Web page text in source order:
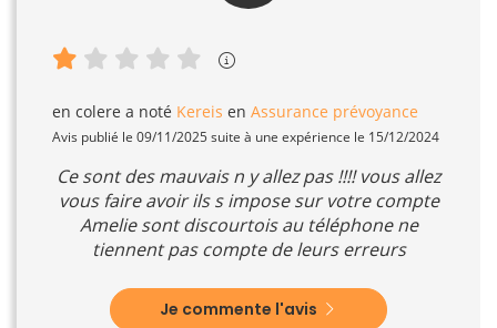
en colere a noté Kereis en Assurance prévoyance
Avis publié le 09/11/2025 suite à une expérience le 15/12/2024
Ce sont des mauvais n y allez pas !!!! vous allez
vous faire avoir ils s impose sur votre compte
Amelie sont discourtois au téléphone ne
tiennent pas compte de leurs erreurs
Je commente l'avis